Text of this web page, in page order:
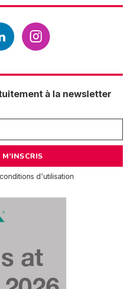
à la newsletter
d'utilisation